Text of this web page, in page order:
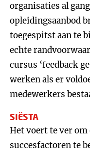
organisaties al
opleidingsaanbod
toegespitst aan te
echte
cursus ‘feedback
werken als er
medewerkers
SIËSTA
Het voert te ver om
succesfactoren te